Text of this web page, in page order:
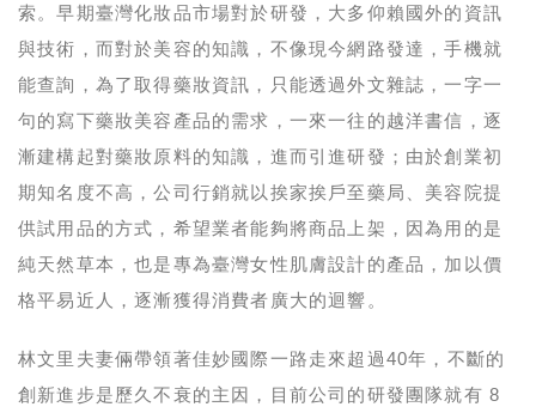
索。早期臺灣化妝品市場對於研發，大多仰賴國外的資訊
與技術，而對於美容的知識，不像現今網路發達，手機就
能查詢，為了取得藥妝資訊，只能透過外文雜誌，一字一
句的寫下藥妝美容產品的需求，一來一往的越洋書信，逐
漸建構起對藥妝原料的知識，進而引進研發；由於創業初
期知名度不高，公司行銷就以挨家挨戶至藥局、美容院提
供試用品的方式，希望業者能夠將商品上架，因為用的是
純天然草本，也是專為臺灣女性肌膚設計的產品，加以價
格平易近人，逐漸獲得消費者廣大的迴響。
林文里夫妻倆帶領著佳妙國際一路走來超過40年，不斷的
創新進步是歷久不衰的主因，目前公司的研發團隊就有 8